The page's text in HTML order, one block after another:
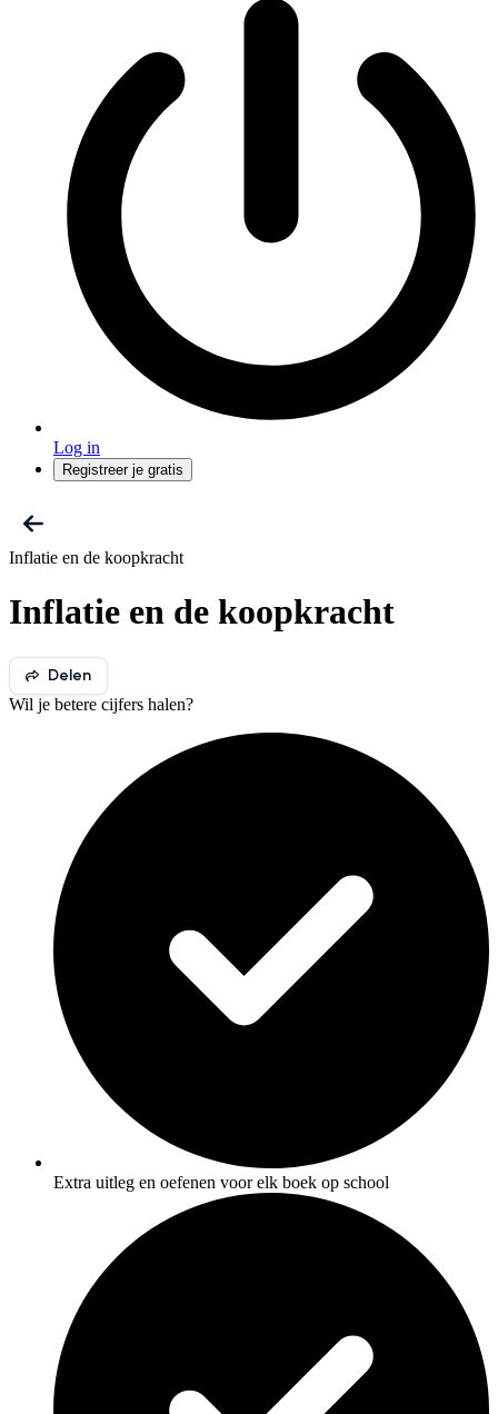
Log in
Registreer je gratis
Inflatie en de koopkracht
Inflatie en de koopkracht
Delen
Wil je betere cijfers halen?
Extra uitleg en oefenen voor elk boek op school